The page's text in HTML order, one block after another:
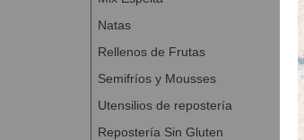
Natas
Rellenos de Frutas
Semifríos y Mousses
Utensilios de repostería
Repostería Sin Gluten